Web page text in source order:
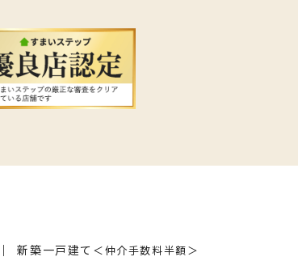
新築一戸建て ＜仲介手数料半額＞